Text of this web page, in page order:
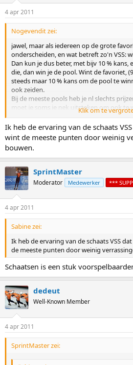
4 apr 2011
Nogevendit zei:
jawel, maar als iedereen op de grote
onderscheiden, en wat betreft zo'n VSS:
Dan kun je dus beter, met bijv 10 % kans,
die, dan win je de pool. Wint de favoriet,
steeds maar 10 % kans om de pool te
ook zeiden.
Bij de meeste pools heb je nl slechts
moet je soms je nek uitsteken om ook te
Zo zat ik vanochtend nog te denken,
mijn voorspelling nog te wijzigen. maar
van Boonen gekozen, en kijk eens waar
Klik om te
Ik heb de ervaring van de schaats
wint de meeste punten door weinig
bouwen.
SprintMaster
Moderator Medewerker ***
4 apr 2011
Sabine zei:
Ik heb de ervaring van de schaats VSS
de meeste punten door weinig
Schaatsen is een stuk
dedeut
Well-Known Member
4 apr 2011
SprintMaster zei: